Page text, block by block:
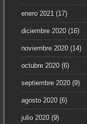
enero 2021 (17)
diciembre 2020(16)
noviembre 2020(14)
octubre 2020(6)
septiembre 2020(9)
agosto 2020(6)
julio 2020(9)